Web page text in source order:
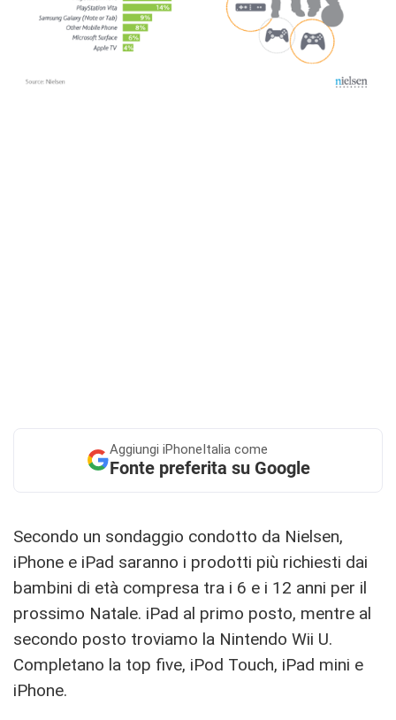
Aggiungi iPhoneItalia come
Fonte preferita su Google
Secondo un sondaggio condotto da Nielsen,
iPhone e iPad saranno i prodotti più richiesti dai
bambini di età compresa tra i 6 e i 12 anni per il
prossimo Natale. iPad al primo posto, mentre al
secondo posto troviamo la Nintendo Wii U.
Completano la top five, iPod Touch, iPad mini e
iPhone.